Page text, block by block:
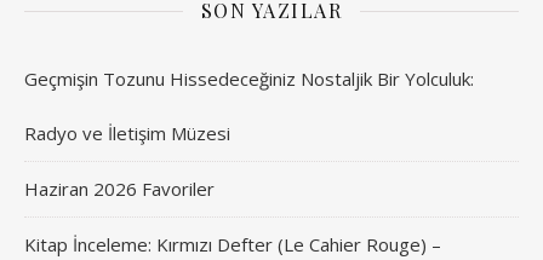
SON YAZILAR
Geçmişin Tozunu Hissedeceğiniz Nostaljik Bir Yolculuk:
Radyo ve İletişim Müzesi
Haziran 2026 Favoriler
Kitap İnceleme: Kırmızı Defter (Le Cahier Rouge) –